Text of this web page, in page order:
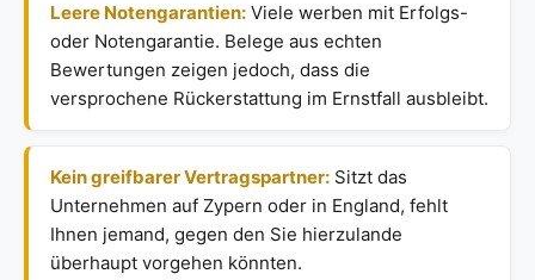
Leere Notengarantien: Viele werben mit Erfolgs-
oder Notengarantie. Belege aus echten
Bewertungen zeigen jedoch, dass die
versprochene Rückerstattung im Ernstfall ausbleibt.
Kein greifbarer Vertragspartner: Sitzt das
Unternehmen auf Zypern oder in England, fehlt
Ihnen jemand, gegen den Sie hierzulande
überhaupt vorgehen könnten.